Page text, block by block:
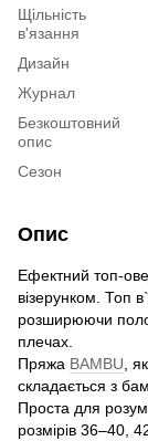
Щільність
в'язання
Дизайн
Журнал
Безкоштовний
опис
Сезон
Опис
Ефектний топ-
візерунком. Топ
розширюючи
плечах.
Пряжа BAMBU ,
складається з
Проста для
розмірів 36–40,